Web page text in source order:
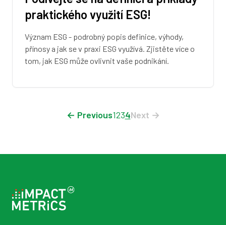
praktického využití ESG!
Význam ESG - podrobný popis definice, výhody,
přínosy a jak se v praxi ESG využívá. Zjistěte více o
tom, jak ESG může ovlivnit vaše podnikání.
← Previous1234Next →